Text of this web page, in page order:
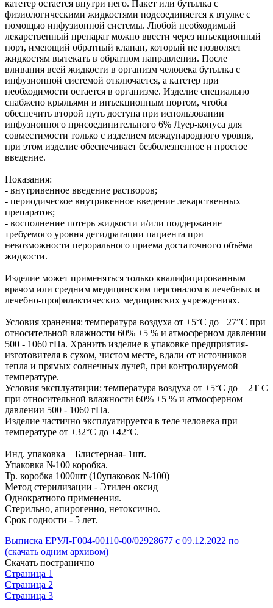
катетер остается внутри него. Пакет или бутылка с
физиологическими жидкостями подсоединяется к втулке с
помощью инфузионной системы. Любой необходимый
лекарственный препарат можно ввести через инъекционный
порт, имеющий обратный клапан, который не позволяет
жидкостям вытекать в обратном направлении. После
вливания всей жидкости в организм человека бутылка с
инфузионной системой отключается, а катетер при
необходимости остается в организме. Изделие специально
снабжено крыльями и инъекционным портом, чтобы
обеспечить второй путь доступа при использовании
инфузионного присоединительного 6% Луер-конуса для
совместимости только с изделием международного уровня,
при этом изделие обеспечивает безболезненное и простое
введение.
Показания:
- внутривенное введение растворов;
- периодическое внутривенное введение лекарственных
препаратов;
- восполнение потерь жидкости и/или поддержание
требуемого уровня дегидратации пациента при
невозможности перорального приема достаточного объёма
жидкости.
Изделие может применяться только квалифицированным
врачом или средним медицинским персоналом в лечебных и
лечебно-профилактических медицинских учреждениях.
Условия хранения: температура воздуха от +5°С до +27”С при
относительной влажности 60% ±5 % и атмосферном давлении
500 - 1060 гПа. Хранить изделие в упаковке предприятия-
изготовителя в сухом, чистом месте, вдали от источников
тепла и прямых солнечных лучей, при контролируемой
температуре.
Условия эксплуатации: температура воздуха от +5°С до + 2Т С
при относительной влажности 60% ±5 % и атмосферном
давлении 500 - 1060 гПа.
Изделие частично эксплуатируется в теле человека при
температуре от +32°С до +42°С.
Инд. упаковка – Блистерная- 1шт.
Упаковка №100 коробка.
Тр. коробка 1000шт (10упаковок №100)
Метод стерилизации - Этилен оксид
Однократного применения.
Стерильно, апирогенно, нетоксично.
Срок годности - 5 лет.
Выписка ЕРУЛ-Г004-00110-00/02928677 с 09.12.2022 по
(скачать одним архивом)
Скачать постранично
Страница 1
Страница 2
Страница 3